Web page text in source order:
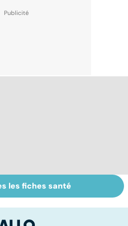
Tout savoir sur
les virus
les fiches santé